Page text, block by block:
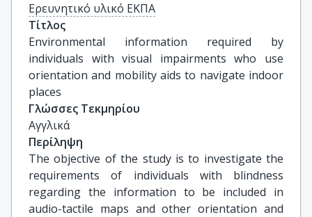
Ερευνητικό υλικό ΕΚΠΑ
Τίτλος
Environmental information required by
individuals with visual impairments who use
orientation and mobility aids to navigate indoor
places
Γλώσσες Τεκμηρίου
Αγγλικά
Περίληψη
The objective of the study is to investigate the
requirements of individuals with blindness
regarding the information to be included in
audio-tactile maps and other orientation and